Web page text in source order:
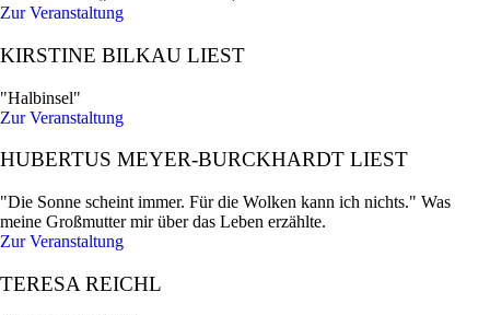
Zur Veranstaltung
KIRSTINE BILKAU LIEST
"Halbinsel"
Zur Veranstaltung
HUBERTUS MEYER-BURCKHARDT LIEST
"Die Sonne scheint immer. Für die Wolken kann ich nichts." Was
meine Großmutter mir über das Leben erzählte.
Zur Veranstaltung
TERESA REICHL